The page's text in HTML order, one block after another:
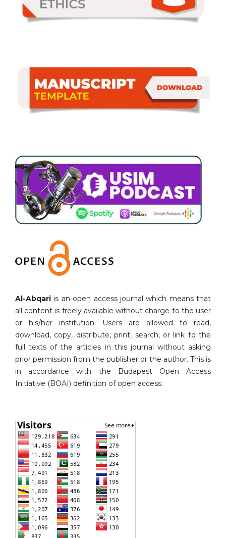
Al-Abqari is an open access journal which means that
all content is freely available without charge to the user
or his/her institution. Users are allowed to read,
download, copy, distribute, print, search, or link to the
full texts of the articles in this journal without asking
prior permission from the publisher or the author. This is
in accordance with the Budapest Open Access
Initiative (BOAI) definition of open access.